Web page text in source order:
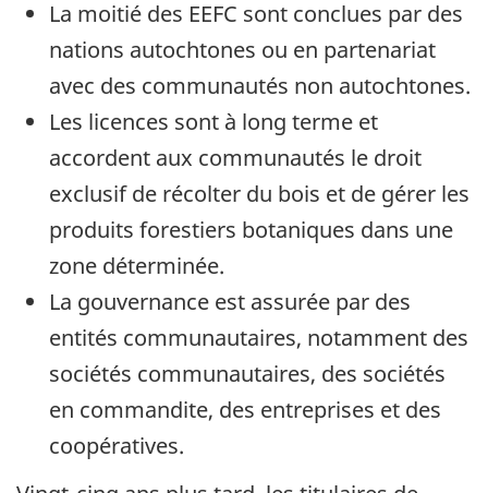
La moitié des EEFC sont conclues par des
nations autochtones ou en partenariat
avec des communautés non autochtones.
Les licences sont à long terme et
accordent aux communautés le droit
exclusif de récolter du bois et de gérer les
produits forestiers botaniques dans une
zone déterminée.
La gouvernance est assurée par des
entités communautaires, notamment des
sociétés communautaires, des sociétés
en commandite, des entreprises et des
coopératives.